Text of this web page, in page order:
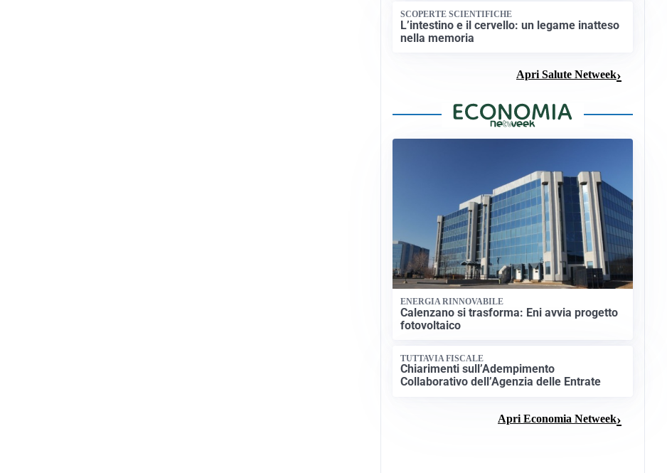
SCOPERTE SCIENTIFICHE
L’intestino e il cervello: un legame inatteso
nella memoria
Apri Salute Netweek
ENERGIA RINNOVABILE
Calenzano si trasforma: Eni avvia progetto
fotovoltaico
TUTTAVIA FISCALE
Chiarimenti sull’Adempimento
Collaborativo dell’Agenzia delle Entrate
Apri Economia Netweek